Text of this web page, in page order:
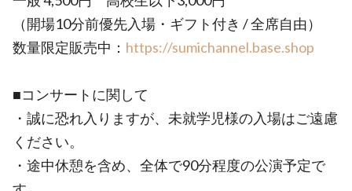
（開場10分前優先入場・ギフト付き / 全席自由）
数量限定販売中： https://sumichannel.base.shop
■コンサートに関して
・誠に恐れ入りますが、未就学児様の入場はご遠慮
ください。
・途中休憩を含め、全体で90分程度の公演予定で